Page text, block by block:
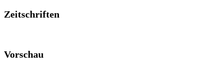
Zeitschriften
Vorschau